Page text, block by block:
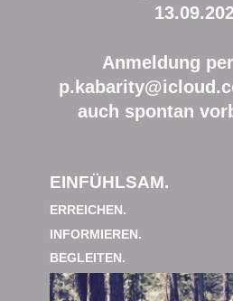
Anmeldung
auch spontan
EINFÜHLSAM.
ERREICHEN.
INFORMIEREN.
BEGLEITEN.